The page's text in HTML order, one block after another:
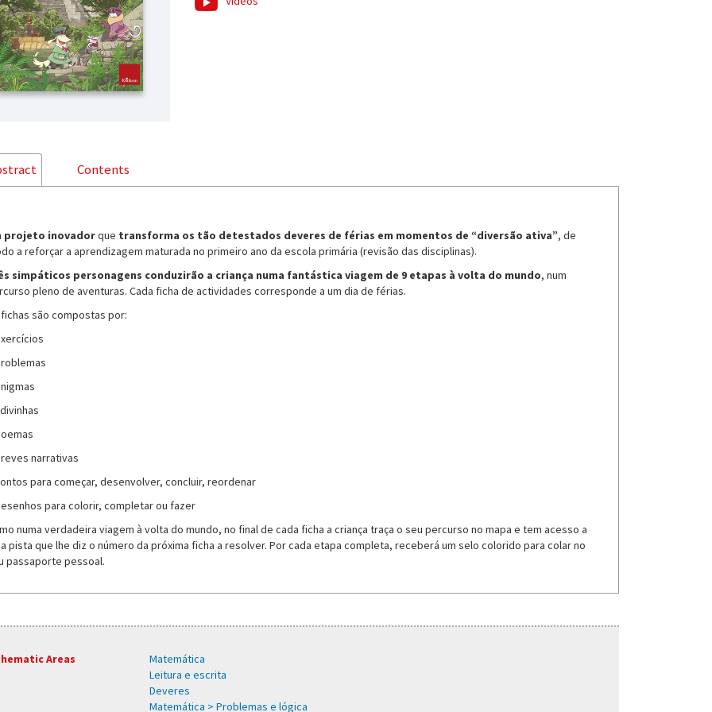
Contents
projeto inovadorque transforma os tão detestados deveres de férias em momentos de “diversão ativa”, de
a reforçar a aprendizagem maturada no primeiro ano da escola primária (revisão das disciplinas).
simpáticos personagens conduzirão a criança numa fantástica viagem de 9 etapas à volta do mundo, num
pleno de aventuras. Cada ficha de actividades corresponde a um dia de férias.
são compostas por:
narrativas
para começar, desenvolver, concluir, reordenar
para colorir, completar ou fazer
numa verdadeira viagem à volta do mundo, no final de cada ficha a criança traça o seu percurso no mapa e tem acesso a
pista que lhe diz o número da próxima ficha a resolver. Por cada etapa completa, receberá um selo colorido para colar no
passaporte pessoal.
Areas
Matemática
Leitura e escrita
Deveres
Matemática > Problemas e lógica